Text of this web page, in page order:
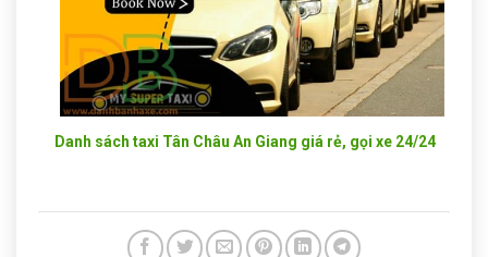
Danh sách taxi Tân Châu An Giang giá rẻ, gọi xe 24/24